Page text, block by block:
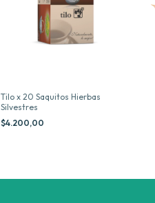
Tilo x 20 Saquitos Hierbas
Silvestres
$4.200,00